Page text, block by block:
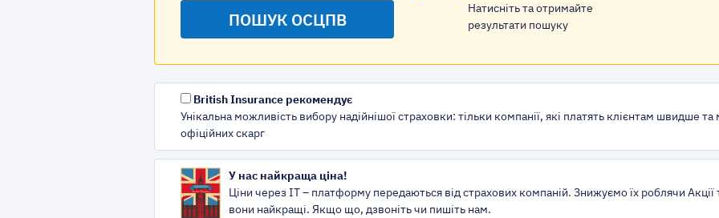
Натисніть та отримайте
результати пошуку
British Insurance рекомендує
Унікальна можливість вибору надійнішої страховки: тільки компанії, які платять клієнтам швидше
офіційних скарг
У нас найкраща ціна!
Ціни через IT – платформу передаються від страхових компаній. Знижуємо їх роблячи
вони найкращі. Якщо що, дзвоніть чи пишіть нам.